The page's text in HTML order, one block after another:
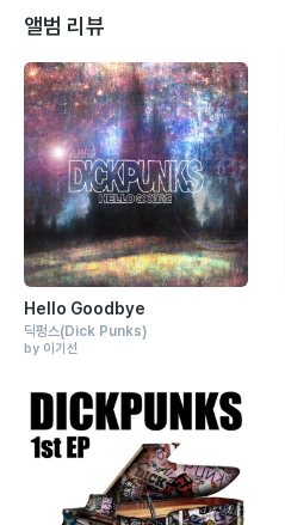
앨범 리뷰
Hello Goodbye
딕펑스(Dick Punks)
by 이기선